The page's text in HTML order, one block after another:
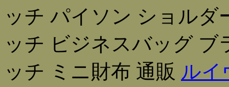
ッチ パイソン ショルダ
ッチ ビジネスバッグ ブ
ッチ ミニ財布 通販 ルイ